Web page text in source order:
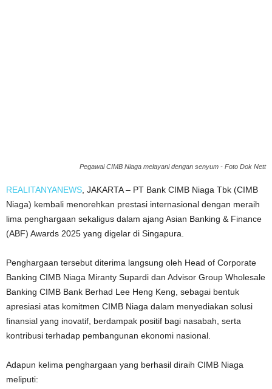
Pegawai CIMB Niaga melayani dengan senyum - Foto Dok Nett
REALITANYANEWS, JAKARTA – PT Bank CIMB Niaga Tbk (CIMB
Niaga) kembali menorehkan prestasi internasional dengan meraih
lima penghargaan sekaligus dalam ajang Asian Banking & Finance
(ABF) Awards 2025 yang digelar di Singapura.
Penghargaan tersebut diterima langsung oleh Head of Corporate
Banking CIMB Niaga Miranty Supardi dan Advisor Group Wholesale
Banking CIMB Bank Berhad Lee Heng Keng, sebagai bentuk
apresiasi atas komitmen CIMB Niaga dalam menyediakan solusi
finansial yang inovatif, berdampak positif bagi nasabah, serta
kontribusi terhadap pembangunan ekonomi nasional.
Adapun kelima penghargaan yang berhasil diraih CIMB Niaga
meliputi: